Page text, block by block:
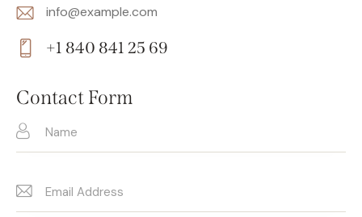
E-
m
info@example.com
on
e:
+1 840 841 25 69
Contact Form